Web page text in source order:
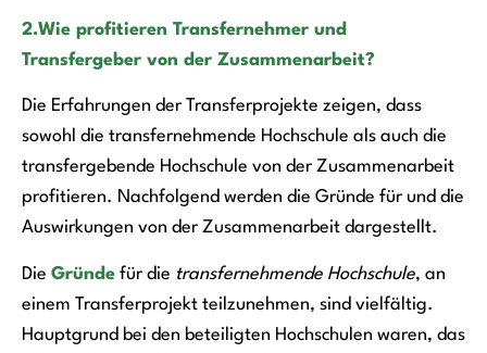
2.Wie profitieren Transfernehmer und
Transfergeber von der Zusammenarbeit?
Die Erfahrungen der Transferprojekte zeigen, dass
sowohl die transfernehmende Hochschule als auch die
transfergebende Hochschule von der Zusammenarbeit
profitieren. Nachfolgend werden die Gründe für und die
Auswirkungen von der Zusammenarbeit dargestellt.
Die Gründe für die transfernehmende Hochschule, an
einem Transferprojekt teilzunehmen, sind vielfältig.
Hauptgrund bei den beteiligten Hochschulen waren, das